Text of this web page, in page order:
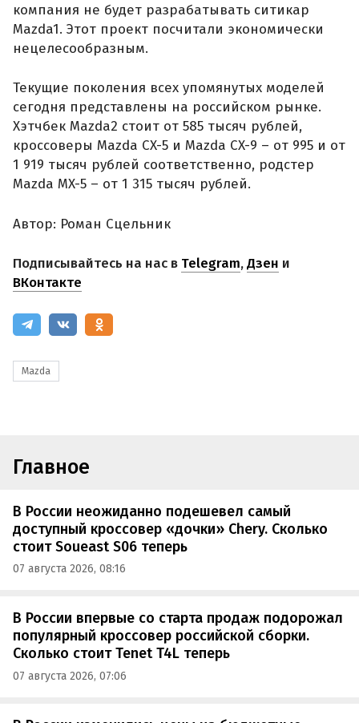
компания не будет разрабатывать ситикар
Mazda1. Этот проект посчитали экономически
нецелесообразным.
Текущие поколения всех упомянутых моделей
сегодня представлены на российском рынке.
Хэтчбек Mazda2 стоит от 585 тысяч рублей,
кроссоверы Mazda CX-5 и Mazda CX-9 – от 995 и от
1 919 тысяч рублей соответственно, родстер
Mazda MX-5 – от 1 315 тысяч рублей.
Автор: Роман Сцельник
Подписывайтесь на нас в Telegram,Дзен и
ВКонтакте
Mazda
Главное
В России неожиданно подешевел самый
доступный кроссовер «дочки» Chery. Сколько
стоит Soueast S06 теперь
07 августа 2026, 08:16
В России впервые со старта продаж подорожал
популярный кроссовер российской сборки.
Сколько стоит Tenet T4L теперь
07 августа 2026, 07:06